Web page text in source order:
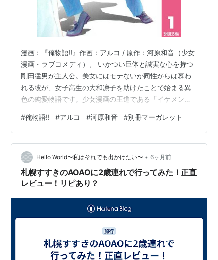
漫画：『俺物語!!』作画：アルコ / 原作：河原和音（少女
漫画・ラブコメディ）。 いかつい巨体と誠実な心を持つ
剛田猛男が主人公。美女にはモテないが同性からは慕わ
れる彼が、女子高生の大和凛子を助けたことで始まる異
色の純愛物語です。少女漫画の王道である「イケメンと
は、読者に笑いと多幸感、そして温かな感動を届けてく
れます。
#俺物語!! #アルコ #河原和音 #別冊マーガレット
Hello World〜私はそれでも出かけたい〜 • 6ヶ月前
札幌すすきのAOAOに2歳連れで行ってみた！正直
レビュー！リピあり？